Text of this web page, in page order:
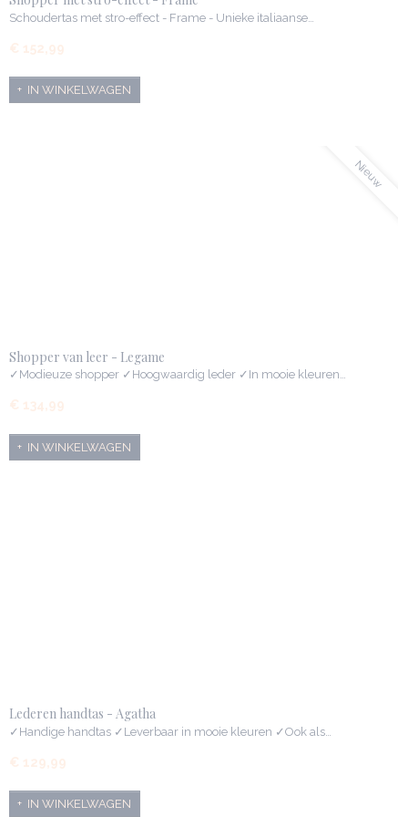
Schoudertas met stro-effect - Frame - Unieke italiaanse…
€ 152,99
IN WINKELWAGEN
Nieuw
Shopper van leer - Legame
✓Modieuze shopper ✓Hoogwaardig leder ✓In mooie kleuren…
€ 134,99
IN WINKELWAGEN
Lederen handtas - Agatha
✓Handige handtas ✓Leverbaar in mooie kleuren ✓Ook als…
€ 129,99
IN WINKELWAGEN